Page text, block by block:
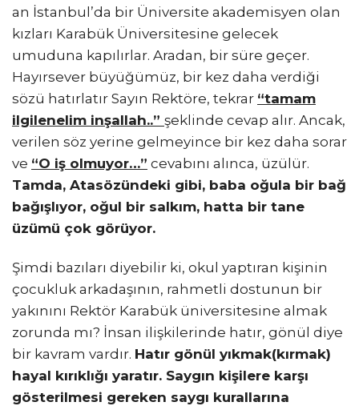
an İstanbul’da bir Üniversite akademisyen olan
kızları Karabük Üniversitesine gelecek
umuduna kapılırlar. Aradan, bir süre geçer.
Hayırsever büyüğümüz, bir kez daha verdiği
sözü hatırlatır Sayın Rektöre, tekrar “tamam
ilgilenelim inşallah..” şeklinde cevap alır. Ancak,
verilen söz yerine gelmeyince bir kez daha sorar
ve “O iş olmuyor…” cevabını alınca, üzülür.
Tamda, Atasözündeki gibi, baba oğula bir bağ
bağışlıyor, oğul bir salkım, hatta bir tane
üzümü çok görüyor.
Şimdi bazıları diyebilir ki, okul yaptıran kişinin
çocukluk arkadaşının, rahmetli dostunun bir
yakınını Rektör Karabük üniversitesine almak
zorunda mı? İnsan ilişkilerinde hatır, gönül diye
bir kavram vardır. Hatır gönül yıkmak(kırmak)
hayal kırıklığı yaratır. Saygın kişilere karşı
gösterilmesi gereken saygı kurallarına